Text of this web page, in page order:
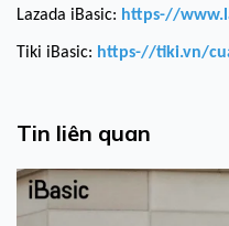
Lazada iBasic: https-//
Tiki iBasic: https-//tiki.vn/
Tin liên quan